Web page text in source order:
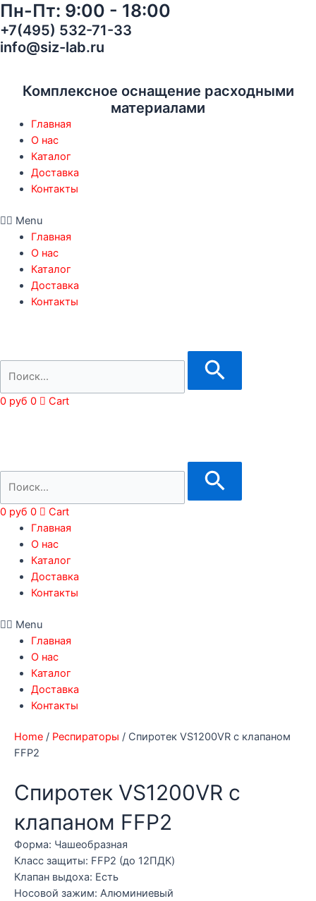
Перейти
к
содержимому
Пн-Пт: 9:00 - 18:00
+7(495) 532-71-33
info@siz-lab.ru
Комплексное оснащение расходными
материалами
Главная
О нас
Каталог
Доставка
Контакты
Menu
Главная
О нас
Каталог
Доставка
Контакты
0 руб 0 Cart
0 руб 0
Cart
Главная
О нас
Каталог
Доставка
Контакты
Menu
Главная
О нас
Каталог
Доставка
Контакты
Home / Респираторы / Спиротек VS1200VR с клапаном
FFP2
Спиротек VS1200VR с
клапаном FFP2
Форма: Чашеобразная
Класс защиты: FFP2 (до 12ПДК)
Клапан выдоха: Есть
Носовой зажим: Алюминиевый
Спиротек
VS1200VR
с
клапаном
quantity